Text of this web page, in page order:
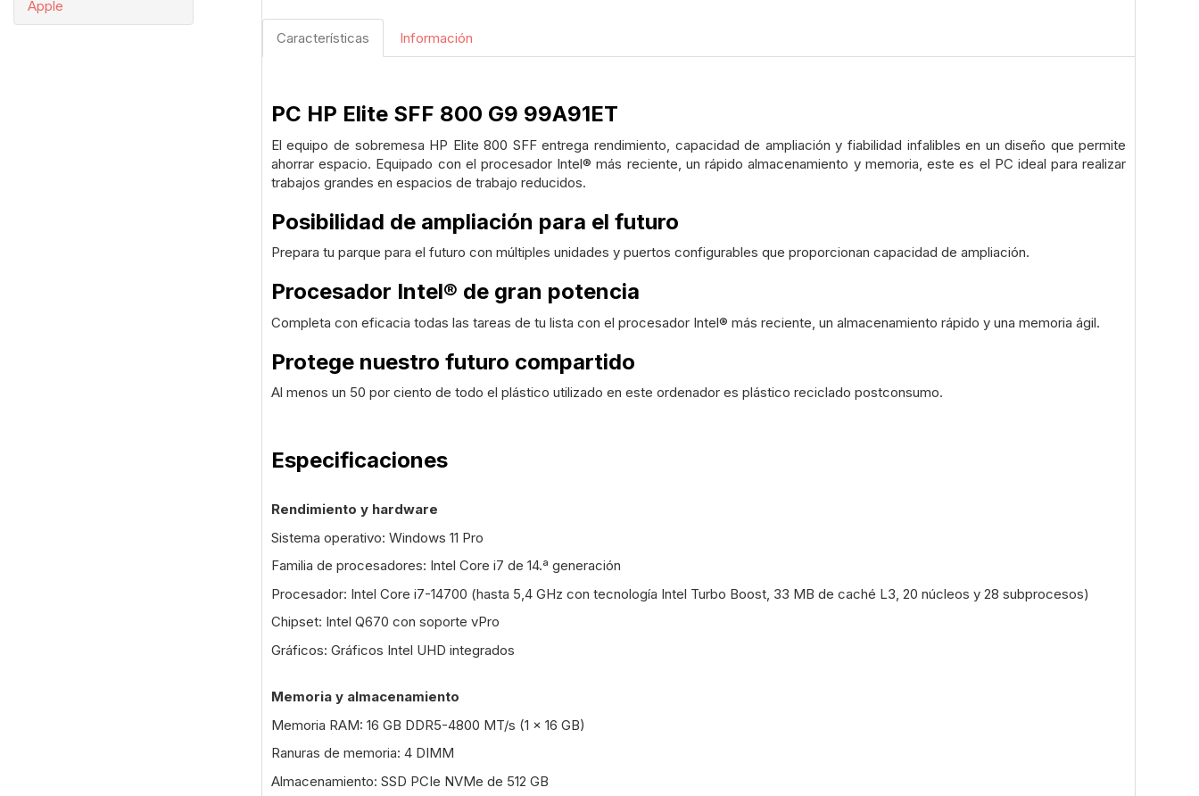
Apple
Características Información
PC HP Elite SFF 800 G9 99A91ET
El equipo de sobremesa HP Elite 800 SFF entrega rendimiento, capacidad de ampliación y fiabilidad infalibles en un diseño que permite
ahorrar espacio. Equipado con el procesador Intel® más reciente, un rápido almacenamiento y memoria, este es el PC ideal para realizar
trabajos grandes en espacios de trabajo reducidos.
Posibilidad de ampliación para el futuro
Prepara tu parque para el futuro con múltiples unidades y puertos configurables que proporcionan capacidad de ampliación.
Procesador Intel® de gran potencia
Completa con eficacia todas las tareas de tu lista con el procesador Intel® más reciente, un almacenamiento rápido y una memoria ágil.
Protege nuestro futuro compartido
Al menos un 50 por ciento de todo el plástico utilizado en este ordenador es plástico reciclado postconsumo.
Especificaciones
Rendimiento y hardware
Sistema operativo: Windows 11 Pro
Familia de procesadores: Intel Core i7 de 14.ª generación
Procesador: Intel Core i7-14700 (hasta 5,4 GHz con tecnología Intel Turbo Boost, 33 MB de caché L3, 20 núcleos y 28 subprocesos)
Chipset: Intel Q670 con soporte vPro
Gráficos: Gráficos Intel UHD integrados
Memoria y almacenamiento
Memoria RAM: 16 GB DDR5-4800 MT/s (1 x 16 GB)
Ranuras de memoria: 4 DIMM
Almacenamiento: SSD PCIe NVMe de 512 GB